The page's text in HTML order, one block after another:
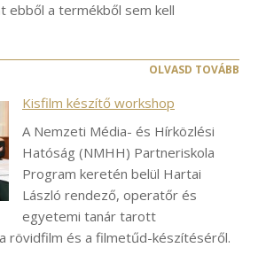
ebből a termékből sem kell
OLVASD TOVÁBB
Kisfilm készítő workshop
A Nemzeti Média- és Hírközlési
Hatóság (NMHH) Partneriskola
Program keretén belül Hartai
László rendező, operatőr és
egyetemi tanár tarott
rövidfilm és a filmetűd-készítéséről.